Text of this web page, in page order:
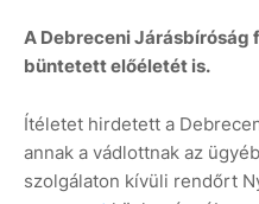
A Debreceni
büntetett előéletét is.
Ítéletet hirdetett a
annak a vádlottnak az
szolgálaton kívüli rendőrt